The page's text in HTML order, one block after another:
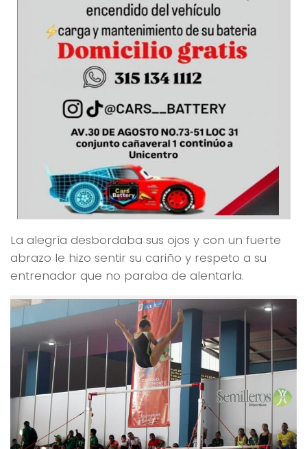
La alegría desbordaba sus ojos y con un fuerte
abrazo le hizo sentir su cariño y respeto a su
entrenador que no paraba de alentarla.